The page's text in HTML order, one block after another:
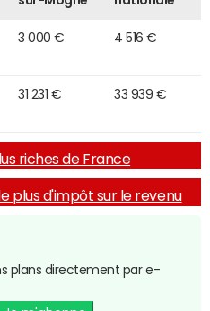
3 000 € 4 516 €
31 231 € 33 939 €
riches de France
plus d'impôt sur le revenu
plans directement par e-